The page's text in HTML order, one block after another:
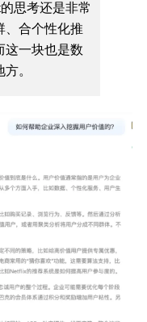
思考还是非常
、合个性化推
这一块也是数
。